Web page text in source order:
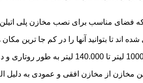
فضای مناسب برای نصب مخازن پلی اتیلن
تا بتوانید آنها را در کم جا ترین مکان
مخازن از مخازن افقی و عمودی به دلیل